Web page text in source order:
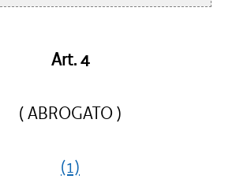
Art. 4
( ABROGATO )
(1)